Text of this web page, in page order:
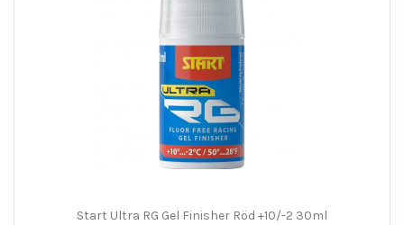
Start Ultra RG Gel Finisher Röd +10/-2 30ml